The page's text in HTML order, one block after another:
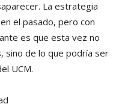
La estrategia
el pasado, pero con
es que esta vez no
sino de lo que podría ser
UCM.